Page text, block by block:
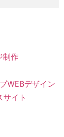
制作
WEBデザイン
イト